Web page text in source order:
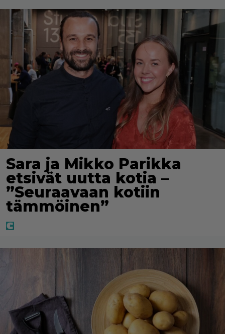
Sara ja Mikko Parikka
etsivät uutta kotia –
”Seuraavaan kotiin
tämmöinen”